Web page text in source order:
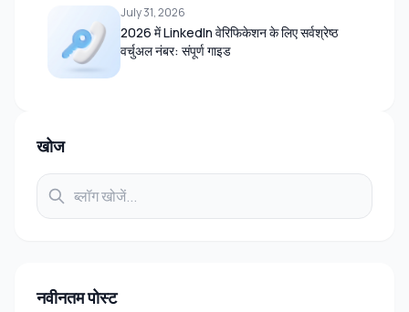
July 31, 2026
2026 में LinkedIn वेरिफिकेशन के लिए सर्वश्रेष्ठ
वर्चुअल नंबर: संपूर्ण गाइड
खोज
नवीनतम पोस्ट